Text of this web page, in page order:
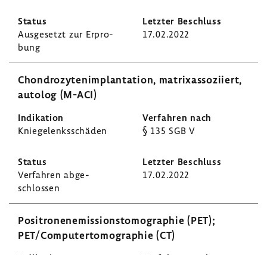
Ausge­setzt zur Erpro­
bung
17.02.2022
Chon­dro­zy­ten­im­plan­ta­tion, matrixas­so­zi­iert,
autolog (M-ACI)
Knie­ge­lenks­schäden § 135 SGB V
Verfahren abge­
schlossen
17.02.2022
Posi­tro­nen­emis­si­ons­to­mo­gra­phie (PET);
PET/Compu­ter­to­mo­gra­phie (CT)